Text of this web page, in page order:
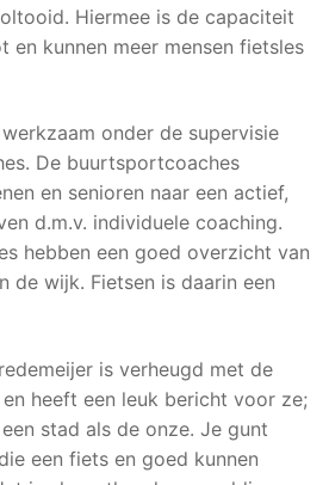
Hiermee is de capaciteit
en kunnen meer mensen fietsles
onder de supervisie
De buurtsportcoaches
en senioren naar een actief,
d.m.v. individuele coaching.
hebben een goed overzicht van
de wijk. Fietsen is daarin een
is verheugd met de
heeft een leuk bericht voor ze;
stad als de onze. Je gunt
een fiets en goed kunnen